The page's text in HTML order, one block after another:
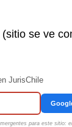
se ve
JurisChile
para este sitio: